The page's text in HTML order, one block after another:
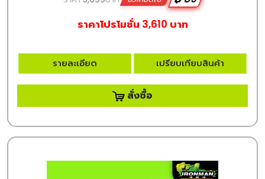
ราคาโปรโมชั่น 3,610 บาท
รายละเอียด เปรียบเทียบสินค้า
สั่งซื้อ